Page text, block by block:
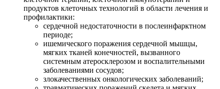
продуктов клеточных технологий в области лечения и
профилактики:
сердечной недостаточности в послеинфарктном
периоде;
ишемического поражения сердечной мышцы,
мягких тканей конечностей, вызванного
системным атеросклерозом и воспалительными
заболеваниями сосудов;
злокачественных онкологических заболеваний;